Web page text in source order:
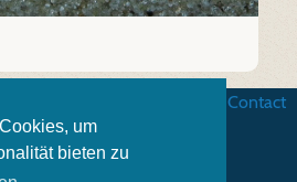
um
bieten zu
Contact